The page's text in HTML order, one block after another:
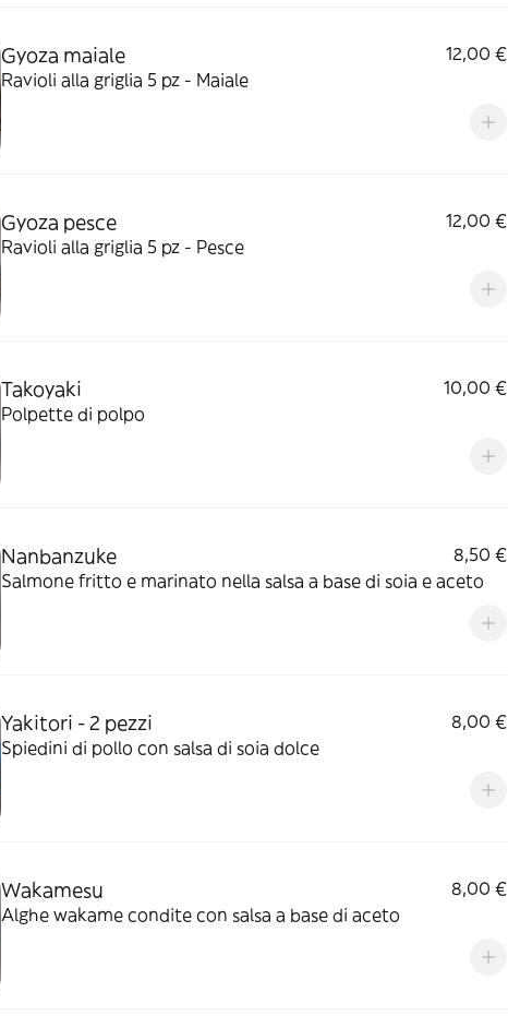
Gyoza maiale
12,00 €
Ravioli alla griglia 5 pz - Maiale
Gyoza pesce
12,00 €
Ravioli alla griglia 5 pz - Pesce
Takoyaki
10,00 €
Polpette di polpo
Nanbanzuke
8,50 €
Salmone fritto e marinato nella salsa a base di soia e aceto
Yakitori - 2 pezzi
8,00 €
Spiedini di pollo con salsa di soia dolce
Wakamesu
8,00 €
Alghe wakame condite con salsa a base di aceto